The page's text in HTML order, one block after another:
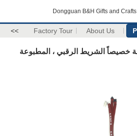
Dongguan B&H Gifts and
About Us
Factory Tour
>>
خصيصاً الشريط الرقبي ، المطبوعة